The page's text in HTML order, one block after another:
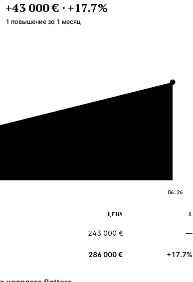
+43 000 €· +17.7%
1 повышение за 1 месяц
06.26
ЦЕНА Δ
243 000 € —
286 000 € +17.7%